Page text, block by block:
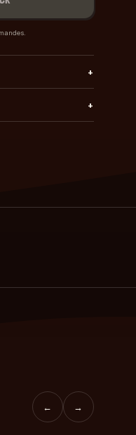
+
+
← →